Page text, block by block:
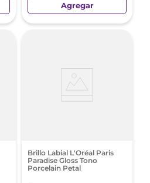
Agregar
Brillo Labial L'Oréal Paris
Paradise Gloss Tono
Porcelain Petal